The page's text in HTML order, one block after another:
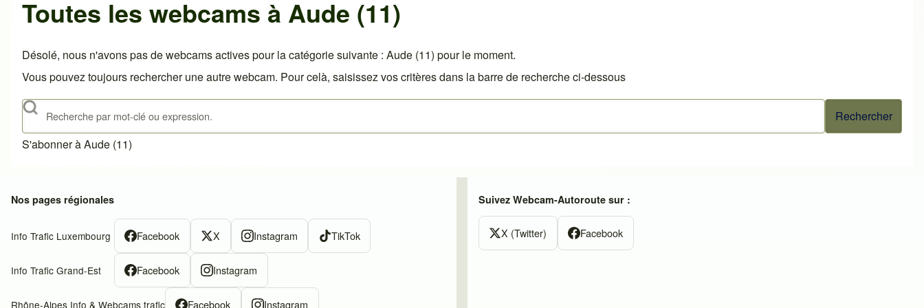
Toutes les webcams à Aude (11)
Désolé, nous n'avons pas de webcams actives pour la catégorie suivante : Aude (11) pour le moment.
Vous pouvez toujours rechercher une autre webcam. Pour celà, saisissez vos critères dans la barre de recherche ci-dessous
Rechercher
S'abonner à Aude (11)
Nos pages régionales
Info Trafic Luxembourg Facebook X Instagram TikTok
Info Trafic Grand-Est Facebook Instagram
Rhône-Alpes Info & Webcams trafic Facebook Instagram
Suivez Webcam-Autoroute sur :
X (Twitter) Facebook